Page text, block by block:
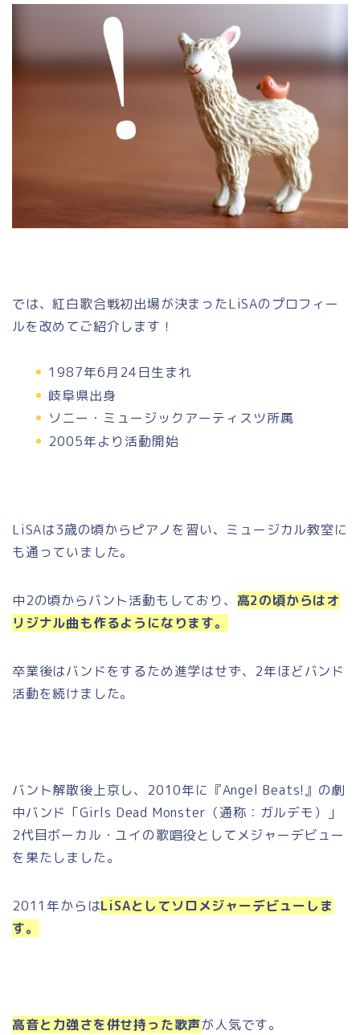
では、紅白歌合戦初出場が決まったLiSAのプロフィー
ルを改めてご紹介します！
1987年6月24日生まれ
岐阜県出身
ソニー・ミュージックアーティスツ所属
2005年より活動開始
LiSAは3歳の頃からピアノを習い、ミュージカル教室に
も通っていました。
中2の頃からバント活動もしており、 高2の頃からはオ
リジナル曲も作るようになります。
卒業後はバンドをするため進学はせず、2年ほどバンド
活動を続けました。
バント解散後上京し、2010年に『Angel Beats!』の劇
中バンド「Girls Dead Monster（通称：ガルデモ）」
2代目ボーカル・ユイの歌唱役としてメジャーデビュー
を果たしました。
2011年からはLiSAとしてソロメジャーデビューしま
す。
高音と力強さを併せ持った歌声が人気です。